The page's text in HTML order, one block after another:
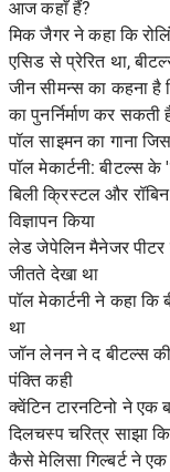
आज कहाँ हैं?
मिक जैगर ने कहा कि
एसिड से प्रेरित था,
जीन सीमन्स का कहना है
का पुनर्निर्माण कर सकती
पॉल साइमन का गाना
पॉल मेकार्टनी: बीटल्स
बिली क्रिस्टल और
विज्ञापन किया
लेड जेपेलिन मैनेजर
जीतते देखा था
पॉल मेकार्टनी ने कहा
था
जॉन लेनन ने द बीटल्स
पंक्ति कही
क्वेंटिन टारनटिनो ने
दिलचस्प चरित्र साझा
कैसे मेलिसा गिल्बर्ट ने